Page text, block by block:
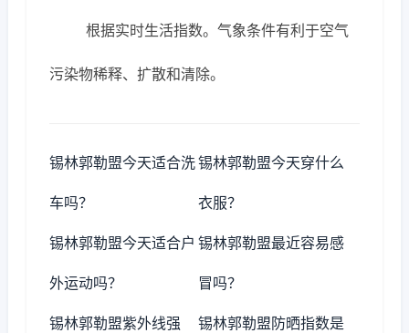
根据实时生活指数。气象条件有利于空气
污染物稀释、扩散和清除。
锡林郭勒盟今天适合洗
车吗？
锡林郭勒盟今天穿什么
衣服？
锡林郭勒盟今天适合户
外运动吗？
锡林郭勒盟最近容易感
冒吗？
锡林郭勒盟紫外线强 锡林郭勒盟防晒指数是